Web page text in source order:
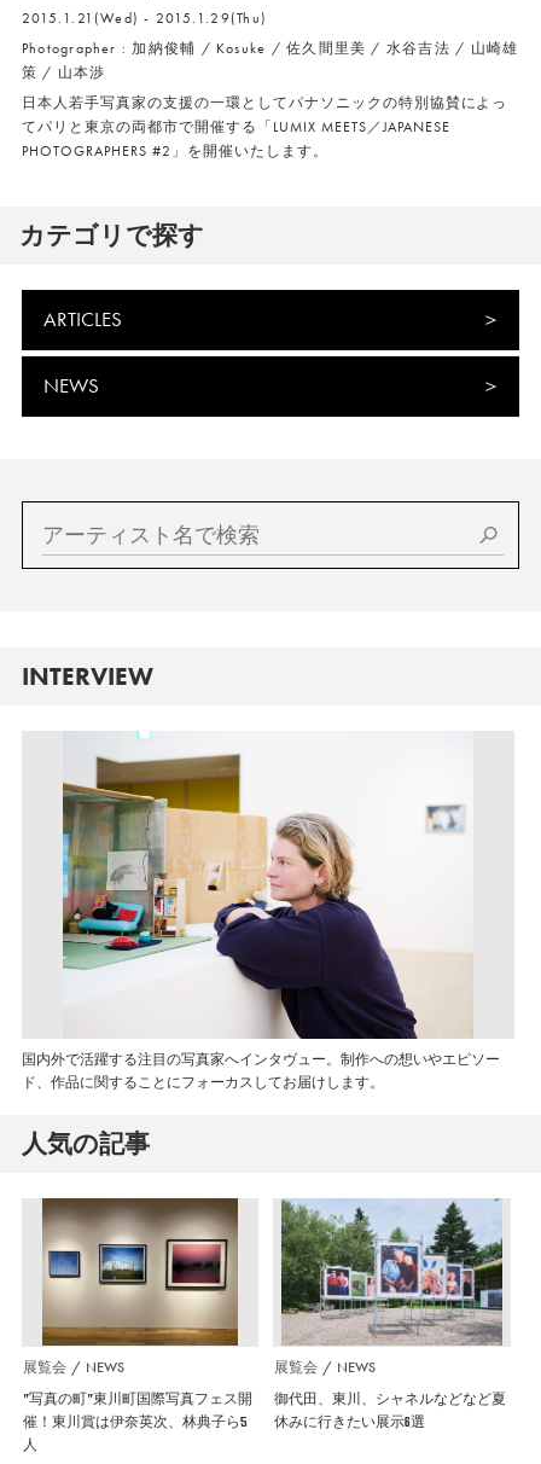
2015.1.21(Wed) - 2015.1.29(Thu)
Photographer : 加納俊輔 / Kosuke / 佐久間里美 / 水谷吉法 / 山崎雄
策 / 山本渉
日本人若手写真家の支援の一環としてパナソニックの特別協賛によっ
てパリと東京の両都市で開催する「LUMIX MEETS／JAPANESE
PHOTOGRAPHERS #2」を開催いたします。
カテゴリで探す
ARTICLES
NEWS
INTERVIEW
国内外で活躍する注目の写真家へインタヴュー。制作への想いやエピソー
ド、作品に関することにフォーカスしてお届けします。
人気の記事
展覧会 NEWS
”写真の町”東川町国際写真フェス開
催！東川賞は伊奈英次、林典子ら5
人
展覧会 NEWS
御代田、東川、シャネルなどなど夏
休みに行きたい展示6選